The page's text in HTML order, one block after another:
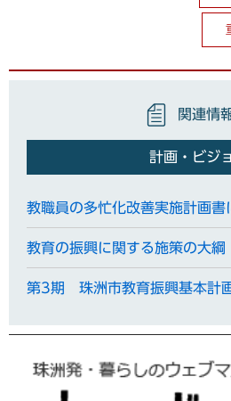
関連情
計画・ビジ
教職員の多忙化改善実施計画書
教育の振興に関する施策の大綱
第3期 珠洲市教育振興基本計